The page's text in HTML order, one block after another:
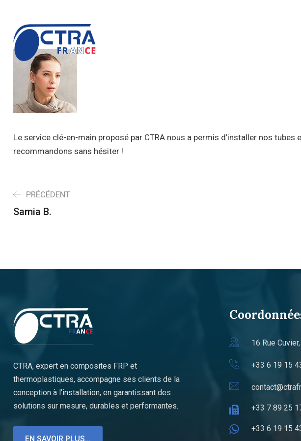
Le service clé-en-main proposé par CTRA nous a permis d’installer nos
recommandons sans hésiter !
PRÉCÉDENT
Samia B.
CTRA, expert en composites FRP et
thermoplastiques, accompagne ses clients de la
conception à l’installation, en garantissant des
solutions sur mesure, durables et performantes.
EN SAVOIR PLUS...
16 Rue
+33 6 19 15
+33 7 89 25
+33 6 19 15